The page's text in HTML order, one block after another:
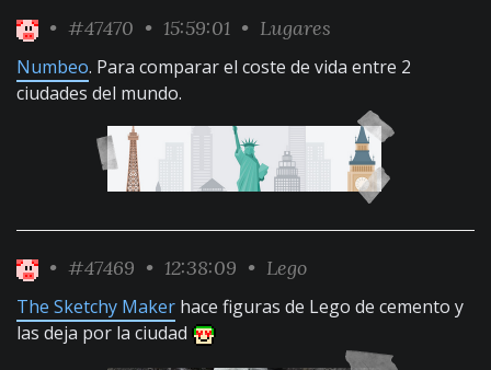
• #47470 • 15:59:01 • Lugares
Numbeo. Para comparar el coste de vida entre 2
ciudades del mundo.
• #47469 • 12:38:09 • Lego
The Sketchy Maker hace figuras de Lego de cemento y
las deja por la ciudad